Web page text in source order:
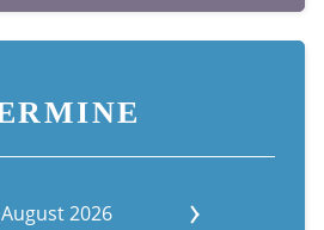
August 2026